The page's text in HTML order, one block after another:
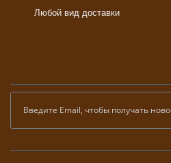
Любой вид доставки